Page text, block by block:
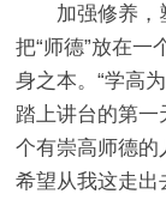
加强修养，
把“师德”放在一
身之本。“学高
踏上讲台的第
个有崇高师德的
希望从我这走出